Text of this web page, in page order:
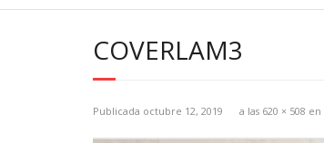
COVERLAM3
Publicada octubre 12, 2019 a las 620 × 508 en